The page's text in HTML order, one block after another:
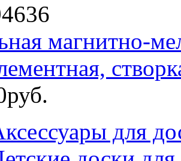
магнитно-
руб.
для